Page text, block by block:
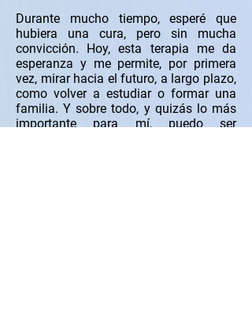
Durante mucho tiempo, esperé que
hubiera una cura, pero sin mucha
convicción. Hoy, esta terapia me da
esperanza y me permite, por primera
vez, mirar hacia el futuro, a largo plazo,
como volver a estudiar o formar una
familia. Y sobre todo, y quizás lo más
importante para mí, puedo ser